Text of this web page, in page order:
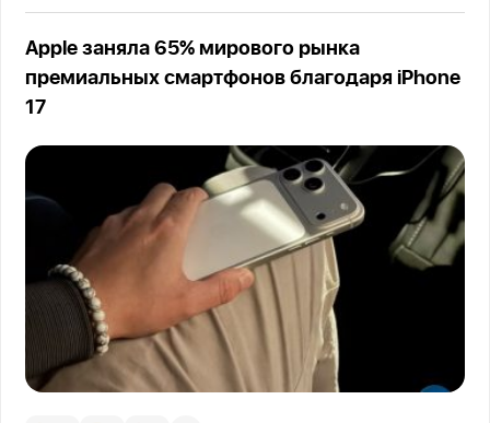
Apple заняла 65% мирового рынка
премиальных смартфонов благодаря iPhone
17